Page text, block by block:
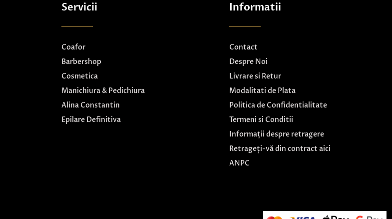
Servicii
Coafor
Barbershop
Cosmetica
Manichiura & Pedichiura
Alina Constantin
Epilare Definitiva
Informatii
Contact
Despre Noi
Livrare si Retur
Modalitati de Plata
Politica de Confidentialitate
Termeni si Conditii
Informații despre retragere
Retrageți-vă din contract aici
ANPC